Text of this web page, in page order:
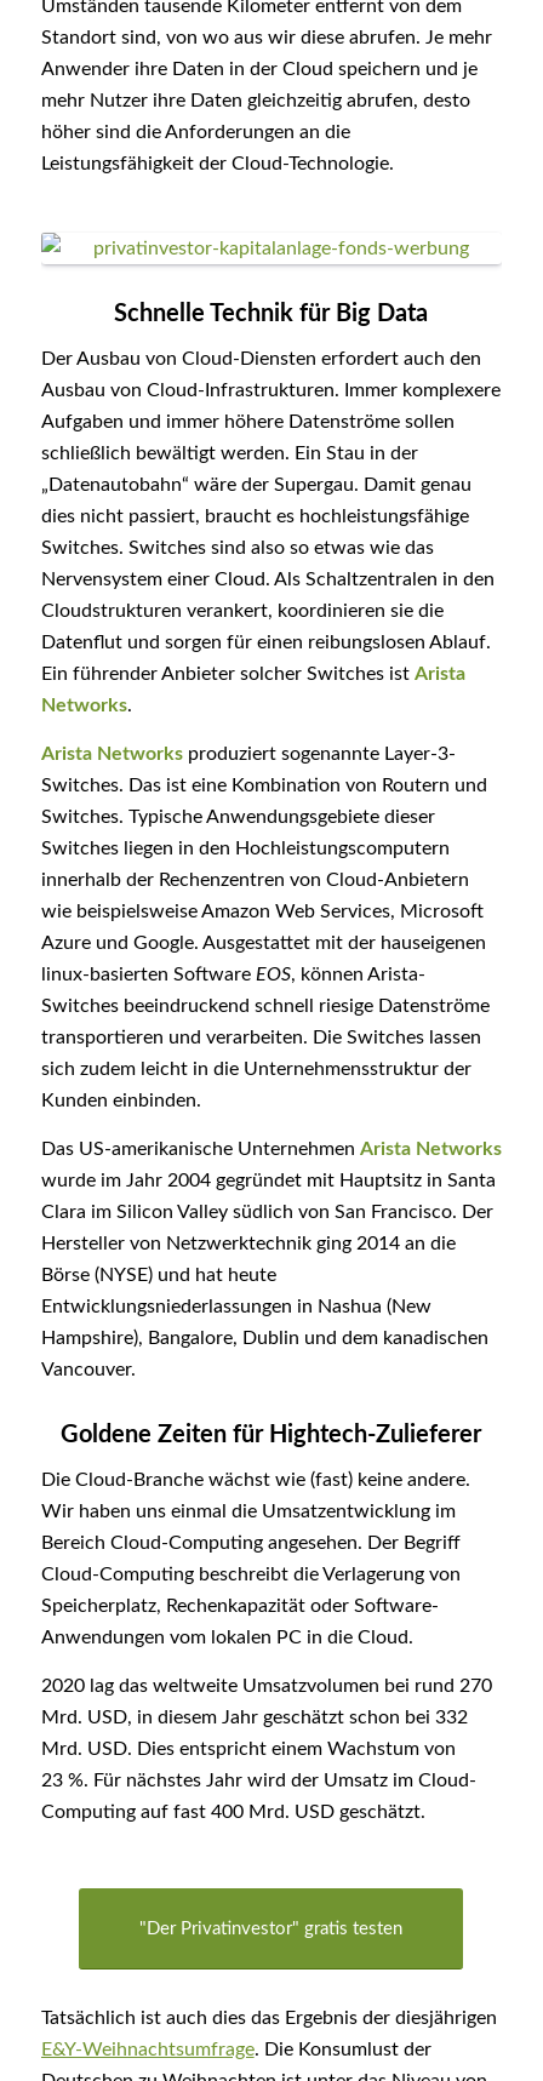
Umständen tausende Kilometer entfernt von dem
Standort sind, von wo aus wir diese abrufen. Je mehr
Anwender ihre Daten in der Cloud speichern und je
mehr Nutzer ihre Daten gleichzeitig abrufen, desto
höher sind die Anforderungen an die
Leistungsfähigkeit der Cloud-Technologie.
Schnelle Technik für Big Data
Der Ausbau von Cloud-Diensten erfordert auch den
Ausbau von Cloud-Infrastrukturen. Immer komplexere
Aufgaben und immer höhere Datenströme sollen
schließlich bewältigt werden. Ein Stau in der
„Datenautobahn“ wäre der Supergau. Damit genau
dies nicht passiert, braucht es hochleistungsfähige
Switches. Switches sind also so etwas wie das
Nervensystem einer Cloud. Als Schaltzentralen in den
Cloudstrukturen verankert, koordinieren sie die
Datenflut und sorgen für einen reibungslosen Ablauf.
Ein führender Anbieter solcher Switches ist Arista
Networks.
Arista Networksproduziert sogenannte Layer-3-
Switches. Das ist eine Kombination von Routern und
Switches. Typische Anwendungsgebiete dieser
Switches liegen in den Hochleistungscomputern
innerhalb der Rechenzentren von Cloud-Anbietern
wie beispielsweise Amazon Web Services, Microsoft
Azure und Google. Ausgestattet mit der hauseigenen
linux-basierten Software EOS, können Arista-
Switches beeindruckend schnell riesige Datenströme
transportieren und verarbeiten. Die Switches lassen
sich zudem leicht in die Unternehmensstruktur der
Kunden einbinden.
Das US-amerikanische Unternehmen Arista Networks
wurde im Jahr 2004 gegründet mit Hauptsitz in Santa
Clara im Silicon Valley südlich von San Francisco. Der
Hersteller von Netzwerktechnik ging 2014 an die
Börse (NYSE) und hat heute
Entwicklungsniederlassungen in Nashua (New
Hampshire), Bangalore, Dublin und dem kanadischen
Vancouver.
Goldene Zeiten für Hightech-Zulieferer
Die Cloud-Branche wächst wie (fast) keine andere.
Wir haben uns einmal die Umsatzentwicklung im
Bereich Cloud-Computing angesehen. Der Begriff
Cloud-Computing beschreibt die Verlagerung von
Speicherplatz, Rechenkapazität oder Software-
Anwendungen vom lokalen PC in die Cloud.
2020 lag das weltweite Umsatzvolumen bei rund 270
Mrd. USD, in diesem Jahr geschätzt schon bei 332
Mrd. USD. Dies entspricht einem Wachstum von
23 %. Für nächstes Jahr wird der Umsatz im Cloud-
Computing auf fast 400 Mrd. USD geschätzt.
"Der Privatinvestor" gratis testen
Tatsächlich ist auch dies das Ergebnis der diesjährigen
E&Y-Weihnachtsumfrage. Die Konsumlust der